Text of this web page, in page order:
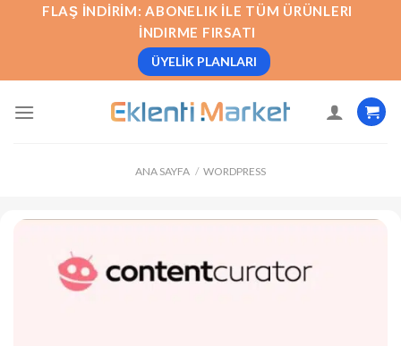
FLAŞ İNDIRIM: ABONELIK İLE TÜM ÜRÜNLERI
İNDIRME FIRSATI
ÜYELIK PLANLARI
ANA SAYFA / WORDPRESS